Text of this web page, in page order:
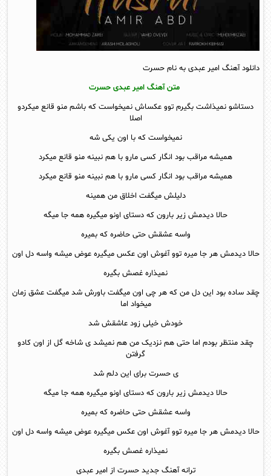
دانلود آهنگ امیر عبدی به نام حسرت
متن آهنگ امیر عبدی حسرت
دستاشو نمیذاشت بگیرم توو عکساش نمیخواست که باشم منو قانع میکردو
اصلا
نمیخواست که با اون یکی شه
همیشه مراقب بود انگار کسی مارو با هم نبینه منو قانع میکرد
همیشه مراقب بود انگار کسی مارو با هم نبینه منو قانع میکرد
دلیلش میگفت اخلاق من همینه
حالا دیدمش زیر بارون که دستای اونو میگیره همه جا میگه
واسه عشقش حتی حاضره که بمیره
حالا دیدمش هر جا میره توو آغوش اون عکس میگیره عوض میشه واسه دل اون
نمیذاره غصش بگیره
چقد ساده بود این دل من که هر چی اون میگفت باورش شد میگفت عشق زمان
میخواد اما
خودش خیلی زود عاشقش شد
چقد منتظر بودم اما حتی هم نزدیک من هم نمیشد ی شاخه گل از اون کادو
گرفتن
ی حسرت برای این دلم شد
حالا دیدمش زیر بارون که دستای اونو میگیره همه جا میگه
واسه عشقش حتی حاضره که بمیره
حالا دیدمش هر جا میره توو آغوش اون عکس میگیره عوض میشه واسه دل اون
نمیذاره غصش بگیره
ترانه آهنگ جدید حسرت از امیر عبدی